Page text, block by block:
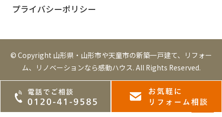
プライバシーポリシー
© Copyright 山形県・山形市や天童市の新築一戸建て、リフォー
ム、リノベーションなら感動ハウス. All Rights Reserved.